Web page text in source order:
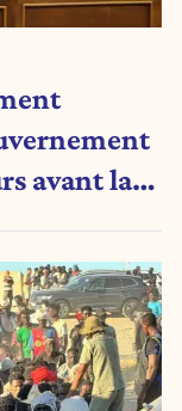
avant la